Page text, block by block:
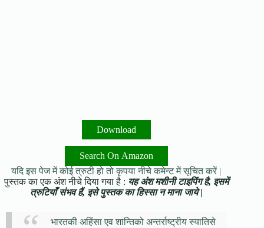
Download
Search On Amazon
यदि इस पेज में कोई त्रुटी हो तो कृपया नीचे कमेन्ट में सूचित करें |
पुस्तक का एक अंश नीचे दिया गया है : यह अंश मशीनी टाइपिंग है, इसमें
त्रुटियाँ संभव हैं, इसे पुस्तक का हिस्सा न माना जाये |
भारतकी अहिंसा एव शान्तिको अन्तर्राष्ट्रीय स्यातिसे